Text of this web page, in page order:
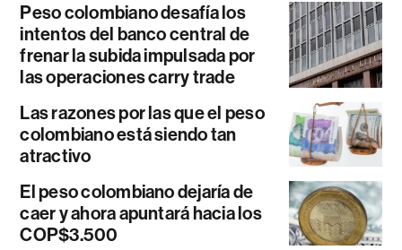
Peso colombiano desafía los
intentos del banco central de
frenar la subida impulsada por
las operaciones carry trade
Las razones por las que el peso
colombiano está siendo tan
atractivo
El peso colombiano dejaría de
caer y ahora apuntará hacia los
COP$3.500